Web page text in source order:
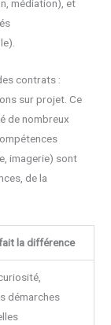
médiation), et
contrats :
sur projet. Ce
de nombreux
imagerie) sont
de la
la différence
démarches